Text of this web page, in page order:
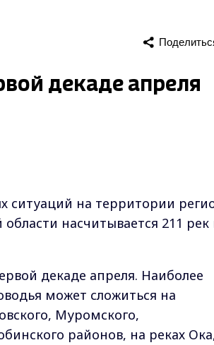
декаде апреля
на территории
насчитывается 211 рек
декаде апреля. Наиболее
может сложиться на
Муромского,
районов, на реках